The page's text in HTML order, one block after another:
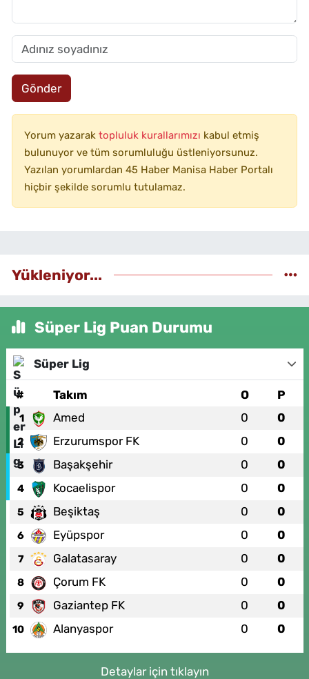
Gönder
Yorum yazarak topluluk kurallarımızı kabul etmiş
bulunuyor ve tüm sorumluluğu üstleniyorsunuz.
Yazılan yorumlardan 45 Haber Manisa Haber Portalı
hiçbir şekilde sorumlu tutulamaz.
Yükleniyor...
Süper Lig Puan Durumu
Süper Lig
# Takım O P
1 Amed 0 0
2 Erzurumspor FK 0 0
3 Başakşehir 0 0
4 Kocaelispor 0 0
5 Beşiktaş 0 0
6 Eyüpspor 0 0
7 Galatasaray 0 0
8 Çorum FK 0 0
9 Gaziantep FK 0 0
10 Alanyaspor 0 0
Detaylar için tıklayın